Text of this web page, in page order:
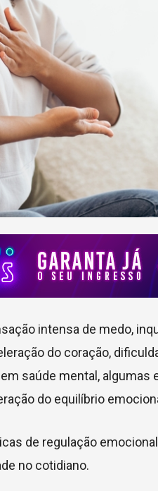
intensa de medo,
do coração,
saúde mental, algumas
do equilíbrio
de regulação
no cotidiano.